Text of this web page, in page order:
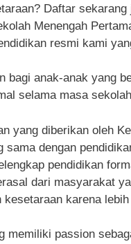
Daftar
Menengah
resmi kami
bagi anak-anak yang
selama masa
yang diberikan oleh
dengan
pendidikan
dari masyarakat
karena
memiliki passion